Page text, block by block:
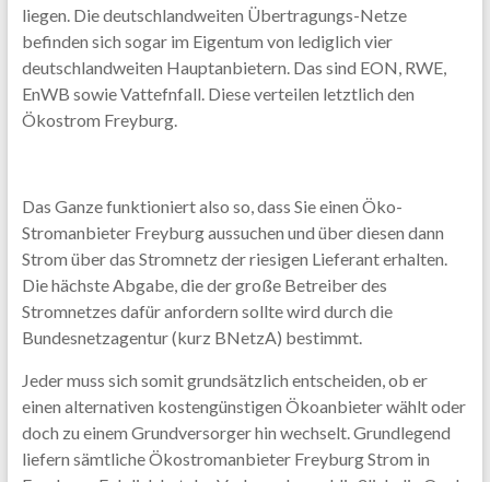
liegen. Die deutschlandweiten Übertragungs-Netze
befinden sich sogar im Eigentum von lediglich vier
deutschlandweiten Hauptanbietern. Das sind EON, RWE,
EnWB sowie Vattefnfall. Diese verteilen letztlich den
Ökostrom Freyburg.
Das Ganze funktioniert also so, dass Sie einen Öko-
Stromanbieter Freyburg aussuchen und über diesen dann
Strom über das Stromnetz der riesigen Lieferant erhalten.
Die hächste Abgabe, die der große Betreiber des
Stromnetzes dafür anfordern sollte wird durch die
Bundesnetzagentur (kurz BNetzA) bestimmt.
Jeder muss sich somit grundsätzlich entscheiden, ob er
einen alternativen kostengünstigen Ökoanbieter wählt oder
doch zu einem Grundversorger hin wechselt. Grundlegend
liefern sämtliche Ökostromanbieter Freyburg Strom in